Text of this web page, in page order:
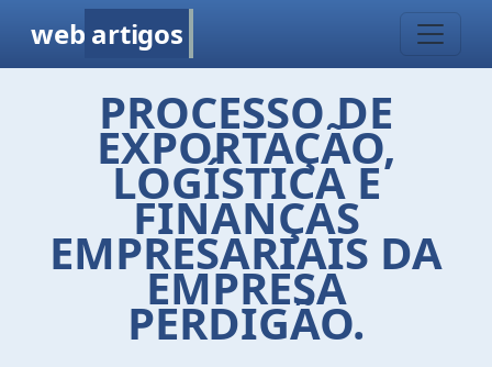
web artigos
PROCESSO DE
EXPORTAÇÃO,
LOGÍSTICA E
FINANÇAS
EMPRESARIAIS DA
EMPRESA
PERDIGÃO.